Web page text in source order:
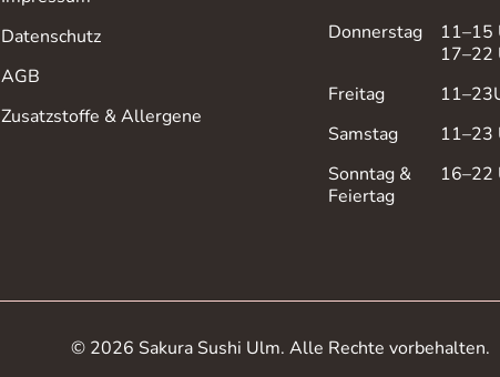
Datenschutz
AGB
Zusatzstoffe & Allergene
Donnerstag
11–15
17–22
Freitag
Samstag
11–23
Sonntag &
Feiertag
16–22
© 2026 Sakura Sushi Ulm. Alle Rechte vorbehalten.